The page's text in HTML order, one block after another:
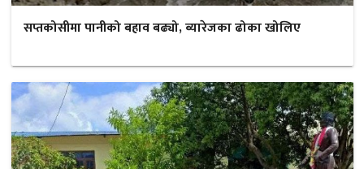
सप्तकोसीमा पानीको बहाव बढ्यो, ब्यारेजका ढोका खोलिए